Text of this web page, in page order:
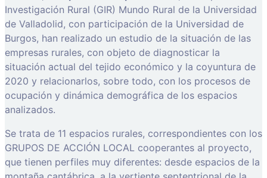
Investigación Rural (GIR) Mundo Rural de la Universidad
de Valladolid, con participación de la Universidad de
Burgos, han realizado un estudio de la situación de las
empresas rurales, con objeto de diagnosticar la
situación actual del tejido económico y la coyuntura de
2020 y relacionarlos, sobre todo, con los procesos de
ocupación y dinámica demográfica de los espacios
analizados.
Se trata de 11 espacios rurales, correspondientes con los
GRUPOS DE ACCIÓN LOCAL cooperantes al proyecto,
que tienen perfiles muy diferentes: desde espacios de la